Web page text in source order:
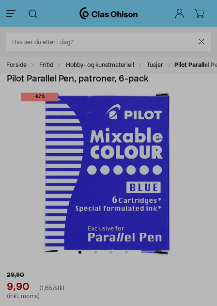
Forside Fritid Hobby- og kunstmateriell Tusjer Pilot Parallel
Pilot Parallel Pen, patroner, 6-pack
-67%
29,90
9,90
(1,65/stk)
(inkl. moms)